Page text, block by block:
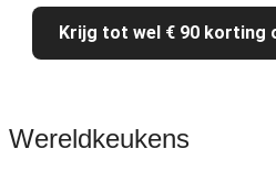
Krijg tot wel € 90 korting
Wereldkeukens